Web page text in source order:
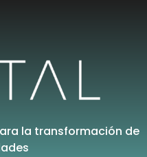
la transformación de